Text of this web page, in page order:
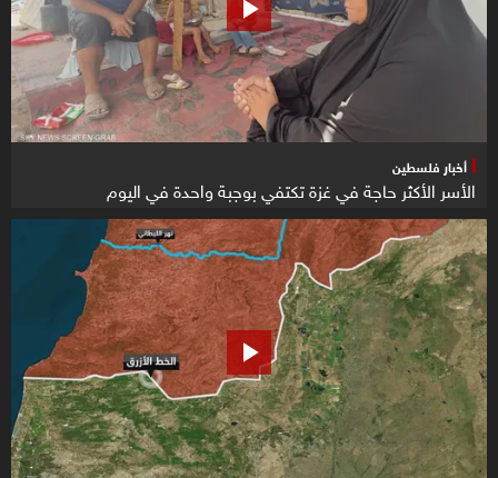
أخبار فلسطين
الأسر الأكثر حاجة في غزة تكتفي بوجبة واحدة في اليوم